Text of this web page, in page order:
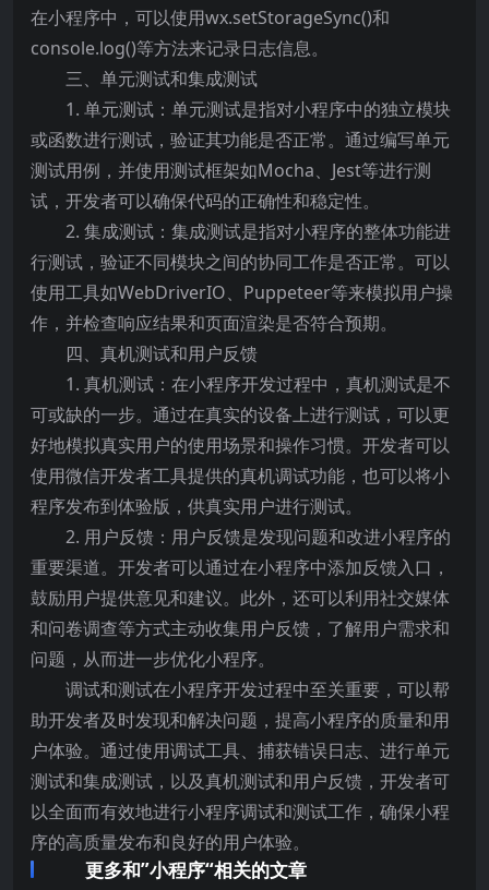
在小程序中，可以使用wx.setStorageSync()和
console.log()等方法来记录日志信息。
三、单元测试和集成测试
1. 单元测试：单元测试是指对小程序中的独立模块
或函数进行测试，验证其功能是否正常。通过编写单元
测试用例，并使用测试框架如Mocha、Jest等进行测
试，开发者可以确保代码的正确性和稳定性。
2. 集成测试：集成测试是指对小程序的整体功能进
行测试，验证不同模块之间的协同工作是否正常。可以
使用工具如WebDriverIO、Puppeteer等来模拟用户操
作，并检查响应结果和页面渲染是否符合预期。
四、真机测试和用户反馈
1. 真机测试：在小程序开发过程中，真机测试是不
可或缺的一步。通过在真实的设备上进行测试，可以更
好地模拟真实用户的使用场景和操作习惯。开发者可以
使用微信开发者工具提供的真机调试功能，也可以将小
程序发布到体验版，供真实用户进行测试。
2. 用户反馈：用户反馈是发现问题和改进小程序的
重要渠道。开发者可以通过在小程序中添加反馈入口，
鼓励用户提供意见和建议。此外，还可以利用社交媒体
和问卷调查等方式主动收集用户反馈，了解用户需求和
问题，从而进一步优化小程序。
调试和测试在小程序开发过程中至关重要，可以帮
助开发者及时发现和解决问题，提高小程序的质量和用
户体验。通过使用调试工具、捕获错误日志、进行单元
测试和集成测试，以及真机测试和用户反馈，开发者可
以全面而有效地进行小程序调试和测试工作，确保小程
序的高质量发布和良好的用户体验。
更多和”小程序“相关的文章